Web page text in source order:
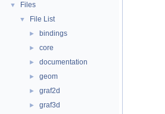
▼ Files
▼ File List
► bindings
► core
► documentation
► geom
► graf2d
► graf3d